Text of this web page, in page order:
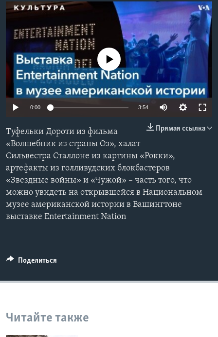
СОЦИАЛЬНЫЕ СЕТИ
Языки
No media source currently available
0:00 3:54
Прямая ссылка
Туфельки Дороти из фильма
«Волшебник из страны Оз», халат
Сильвестра Сталлоне из картины «Рокки»,
артефакты из голливудских блокбастеров
«Звездные войны» и «Чужой» – часть того, что
можно увидеть на открывшейся в Национальном
музее американской истории в Вашингтоне
выставке Entertainment Nation
Поделиться
Читайте также